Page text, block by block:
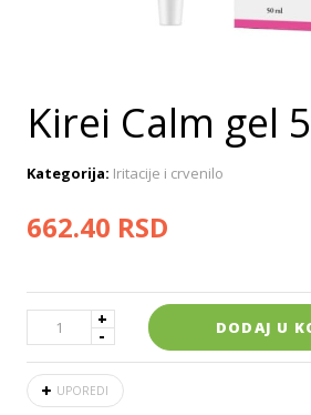
Kirei Calm gel
Kategorija: Iritacije i crvenilo
662.40 RSD
DODAJ U
UPOREDI